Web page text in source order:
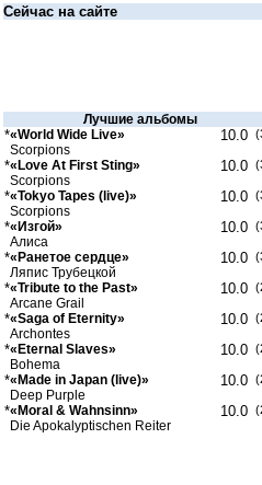
Сейчас на сайте
Лучшие альбомы
*«World Wide Live»
Scorpions
10.0
*«Love At First Sting»
Scorpions
10.0
*«Tokyo Tapes (live)»
Scorpions
10.0
*«Изгой»
Алиса
10.0
*«Ранетое сердце»
Ляпис Трубецкой
10.0
*«Tribute to the Past»
Arcane Grail
10.0
*«Saga of Eternity»
Archontes
10.0
*«Eternal Slaves»
Bohema
10.0
*«Made in Japan (live)»
Deep Purple
10.0
*«Moral & Wahnsinn»
Die Apokalyptischen Reiter
10.0